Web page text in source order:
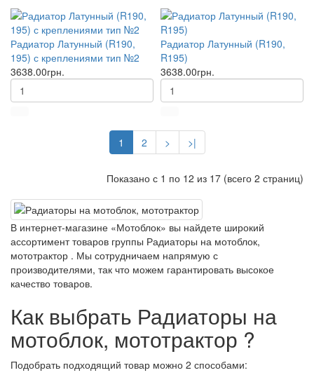
Радиатор Латунный (R190,
195) с креплениями тип №2
3638.00грн.
Радиатор Латунный (R190,
R195)
3638.00грн.
1 2 > >|
Показано с 1 по 12 из 17 (всего 2 страниц)
В интернет-магазине «Мотоблок» вы найдете широкий
ассортимент товаров группы Радиаторы на мотоблок,
мототрактор . Мы сотрудничаем напрямую с
производителями, так что можем гарантировать высокое
качество товаров.
Как выбрать Радиаторы на
мотоблок, мототрактор ?
Подобрать подходящий товар можно 2 способами: